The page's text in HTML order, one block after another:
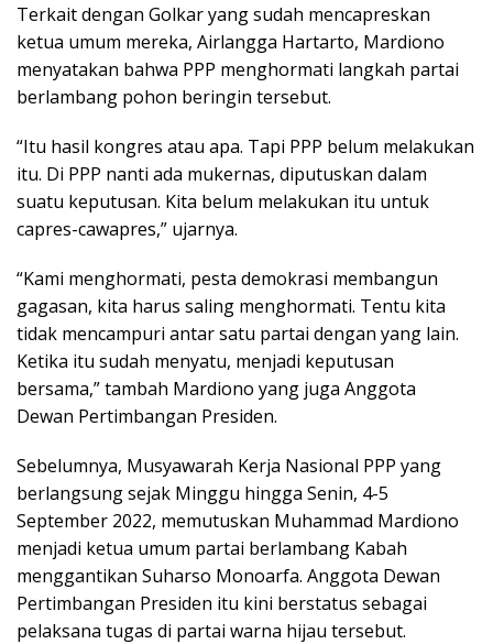
Terkait dengan Golkar yang sudah mencapreskan
ketua umum mereka, Airlangga Hartarto, Mardiono
menyatakan bahwa PPP menghormati langkah partai
berlambang pohon beringin tersebut.
“Itu hasil kongres atau apa. Tapi PPP belum melakukan
itu. Di PPP nanti ada mukernas, diputuskan dalam
suatu keputusan. Kita belum melakukan itu untuk
capres-cawapres,” ujarnya.
“Kami menghormati, pesta demokrasi membangun
gagasan, kita harus saling menghormati. Tentu kita
tidak mencampuri antar satu partai dengan yang lain.
Ketika itu sudah menyatu, menjadi keputusan
bersama,” tambah Mardiono yang juga Anggota
Dewan Pertimbangan Presiden.
Sebelumnya, Musyawarah Kerja Nasional PPP yang
berlangsung sejak Minggu hingga Senin, 4-5
September 2022, memutuskan Muhammad Mardiono
menjadi ketua umum partai berlambang Kabah
menggantikan Suharso Monoarfa. Anggota Dewan
Pertimbangan Presiden itu kini berstatus sebagai
pelaksana tugas di partai warna hijau tersebut.